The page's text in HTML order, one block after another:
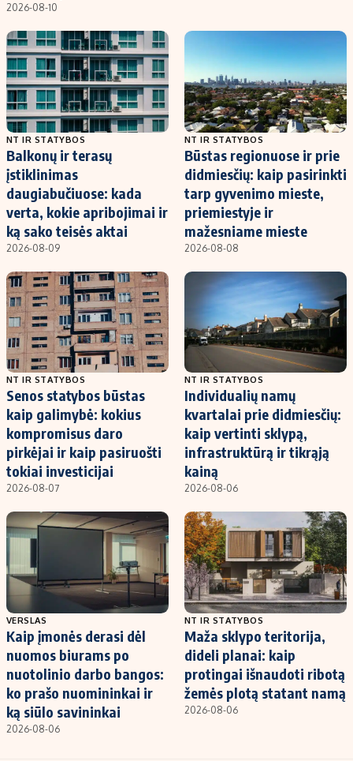
2026-08-10
NT IR STATYBOS
Balkonų ir terasų
įstiklinimas
daugiabučiuose: kada
verta, kokie apribojimai ir
ką sako teisės aktai
2026-08-09
NT IR STATYBOS
Būstas regionuose ir prie
didmiesčių: kaip pasirinkti
tarp gyvenimo mieste,
priemiestyje ir
mažesniame mieste
2026-08-08
NT IR STATYBOS
Senos statybos būstas
kaip galimybė: kokius
kompromisus daro
pirkėjai ir kaip pasiruošti
tokiai investicijai
2026-08-07
NT IR STATYBOS
Individualių namų
kvartalai prie didmiesčių:
kaip vertinti sklypą,
infrastruktūrą ir tikrąją
kainą
2026-08-06
VERSLAS
Kaip įmonės derasi dėl
nuomos biurams po
nuotolinio darbo bangos:
ko prašo nuomininkai ir
ką siūlo savininkai
2026-08-06
NT IR STATYBOS
Maža sklypo teritorija,
dideli planai: kaip
protingai išnaudoti ribotą
žemės plotą statant namą
2026-08-06